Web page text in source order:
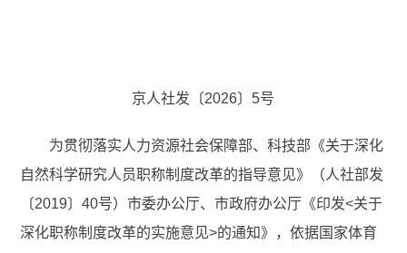
京人社发〔2026〕5号
为贯彻落实人力资源社会保障部、科技部《关于深化
自然科学研究人员职称制度改革的指导意见》（人社部发
〔2019〕40号）市委办公厅、市政府办公厅《印发<关于
深化职称制度改革的实施意见>的通知》，依据国家体育